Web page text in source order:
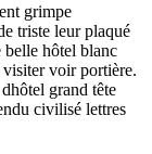
grimpe
triste leur plaqué
belle hôtel blanc
visiter voir portière.
grand tête
civilisé lettres